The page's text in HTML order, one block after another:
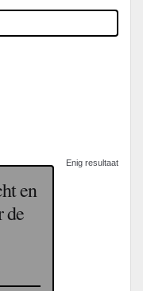
Enig resultaat
en
de